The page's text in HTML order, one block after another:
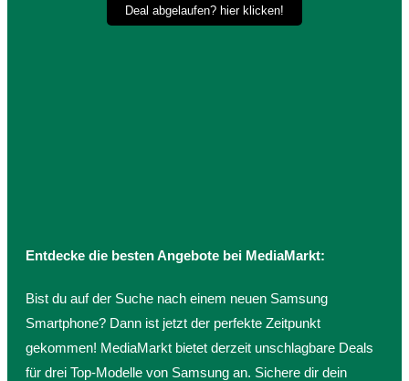
Entdecke die besten Angebote bei MediaMarkt:
Bist du auf der Suche nach einem neuen Samsung
Smartphone? Dann ist jetzt der perfekte Zeitpunkt
gekommen! MediaMarkt bietet derzeit unschlagbare Deals
für drei Top-Modelle von Samsung an. Sichere dir dein
Deal abgelaufen? hier klicken!